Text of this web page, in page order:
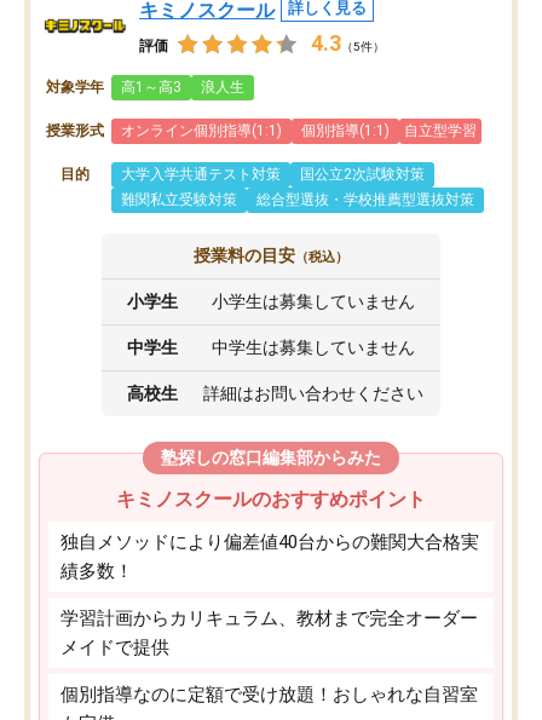
キミノスクール 詳しく見る
評価 4.3 （5件）
対象学年 高1～高3 浪人生
授業形式 オンライン個別指導(1:1) 個別指導(1:1) 自立型学習
目的 大学入学共通テスト対策
国公立2次試験対策
難関私立受験対策
総合型選抜・学校推薦型選抜対策
授業料の目安 （税込）
小学生 小学生は募集していません
中学生 中学生は募集していません
高校生 詳細はお問い合わせください
塾探しの窓口編集部からみた
キミノスクールのおすすめポイント
独自メソッドにより偏差値40台からの難関大合格実
績多数！
学習計画からカリキュラム、教材まで完全オーダー
メイドで提供
個別指導なのに定額で受け放題！おしゃれな自習室